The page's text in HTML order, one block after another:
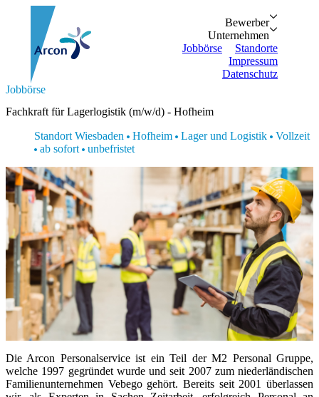
BewerberBewerber
Vorteile
Unternehmen
Unternehmen
Personalanfrage
Jobbörse
Standorte
Impressum
Datenschutz
Suche...
Bewerber
Jobbörse
Standorte
Datenschutz
Zurück
Vorteile
Initiativbewerbung
Zurück
Unternehmen
Personalanfrage
Jobbörse
Fachkraft für Lagerlogistik (m/w/d) - Hofheim
Standort Wiesbaden
Hofheim Lager und Logistik
Vollzeit
ab sofort
unbefristet
Die Arcon Personalservice ist ein Teil der M2 Personal Gruppe,
welche 1997 gegründet wurde und seit 2007 zum niederländischen
Familienunternehmen Vebego gehört. Bereits seit 2001 überlassen